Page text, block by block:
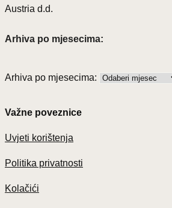
Austria d.d.
Arhiva po mjesecima:
Arhiva po mjesecima:
Važne poveznice
Uvjeti korištenja
Politika privatnosti
Kolačići